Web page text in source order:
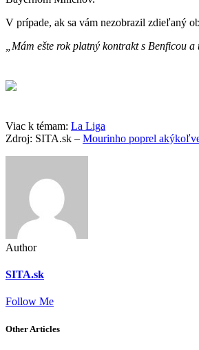
V prípade, ak sa vám nezobrazil zdieľaný
„Mám ešte rok platný kontrakt s Benficou a
Viac k témam: La Liga
Zdroj: SITA.sk – Mourinho poprel
Author
SITA.sk
Follow Me
Other Articles